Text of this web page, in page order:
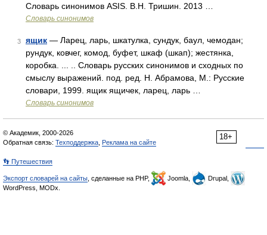
Словарь синонимов ASIS. В.Н. Тришин. 2013 …
Словарь синонимов
3 ящик — Ларец, ларь, шкатулка, сундук, баул, чемодан;
рундук, ковчег, комод, буфет, шкаф (шкап); жестянка,
коробка. ... .. Словарь русских синонимов и сходных по
смыслу выражений. под. ред. Н. Абрамова, М.: Русские
словари, 1999. ящик ящичек, ларец, ларь …
Словарь синонимов
18+
© Академик, 2000-2026
Обратная связь: Техподдержка Реклама на сайте
👣 Путешествия
Экспорт словарей на сайты , сделанные на PHP, Joomla,
Drupal,
WordPress, MODx.